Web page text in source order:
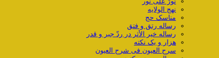
نهج الولایه
مناسک حج
رساله رتق و فتق
رساله خیر الأثر در ردّ جبر و قدر
هزار و یک نکته
سرح العیون فی شرح العیون